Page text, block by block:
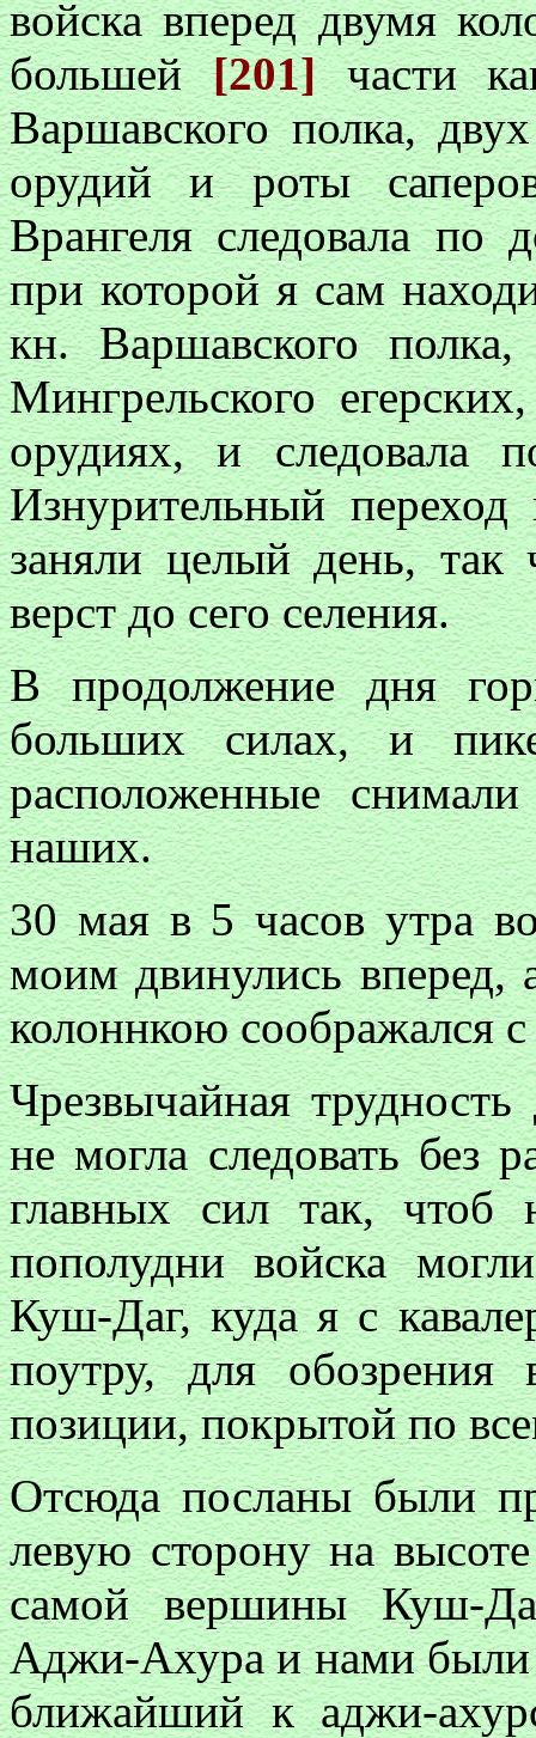
войска вперед двумя
большей[201]части
Варшавского полка,
орудий и роты
Врангеля следовала по
при которой я сам
кн. Варшавского
Мингрельского
орудиях, и следовала
Изнурительный
заняли целый день, так
верст до сего селения.
В продолжение дня
больших силах, и
расположенные
наших.
30 мая в 5 часов утра
моим двинулись вперед,
колоннкою соображался
Чрезвычайная
не могла следовать без
главных сил так,
пополудни войска
Куш-Даг, куда я с
поутру, для обозрения
позиции, покрытой по
Отсюда посланы были
левую сторону на
самой вершины Куш-
Аджи-Ахура и нами были
ближайший к аджи-